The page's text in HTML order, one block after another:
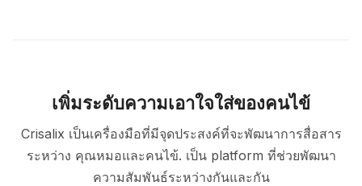
เพิ่มระดับความเอาใจใส่ของคนไข้
Crisalix เป็นเครื่องมือที่มีจุดประสงค์ที่จะพัฒนาการสื่อสาร
ระหว่าง คุณหมอและคนไข้. เป็น platform ที่ช่วยพัฒนา
ความสัมพันธ์ระหว่างกันและกัน